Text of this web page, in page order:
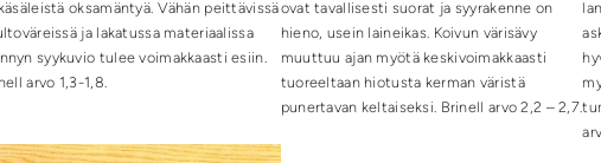
oksamäntyä. Vähän peittävissä
ja lakatussa materiaalissa
syykuvio tulee voimakkaasti esiin.
arvo 1,3-1,8.
ovat tavallisesti suorat ja syyrakenne on
hieno, usein laineikas. Koivun värisävy
muuttuu ajan myötä keskivoimakkaasti
tuoreeltaan hiotusta kerman väristä
punertavan keltaiseksi. Brinell arvo 2,2 – 2,7.